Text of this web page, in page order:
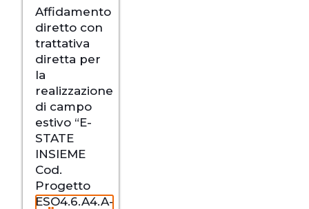
Affidamento
diretto con
trattativa
diretta per
la
realizzazione
di campo
estivo “E-
STATE
INSIEME
Cod.
Progetto
ESO4.6.A4.A-